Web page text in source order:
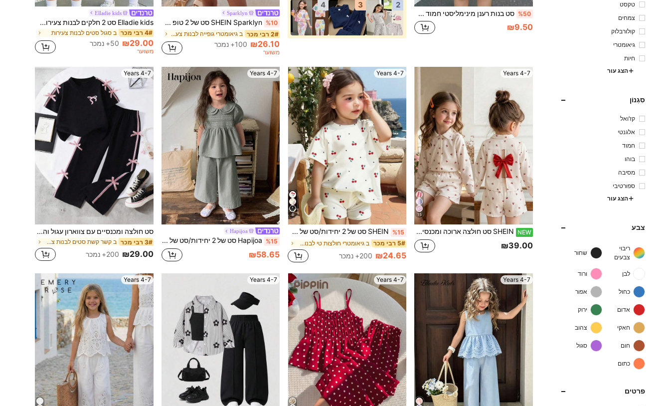
טקסט
צמחים
קולורבלוק
גיאומטרי
חיות
הצג עור
סִגְנוֹן
קז'ואל
אלגנטי
חמוד
בוהו
מסיבה
ספורטיבי
הצג עור
צבע
ריבוי
צבעים
שחור
לבן ורוד
כחול אפור
אדום ירוק
חאקי צהוב
חום סגול
כתום
פרטים
%50 סט בנות רענן מינימליסטי חמוד עם פנינת ורוד, פסיפס מנצנץ, סרט ורוד, הדפס פסים, חולצת טי קצרה בסיסית ומכנסי רכיבה, תספורת ספורט קיץ
₪9.50
2
3
4
Sparklyn
%10 SHEIN Sparklyn סט של 2 טופ קרופ קיצי לבנות עם רצועות ספגטי ומכפלת גדילים + מכנסיים קצרים רחבים, הדפס פרחוני וינטג' רטרו, תלבושת חוף שיקית קז'ואלית
2# רבי מכר ב גיאומטרי גופייה לבנות צעירות בשילוב צבעים
₪26.10 100+ נמכר
משוער
Elladie kids
Elladie kids סט 2 חלקים לבנות צעירות בסגנון רחוב: חולצת טי עם הדפס קריקטורה של להקת K-POP בולט, צווארון עגול ושרוול קצר בצבע סגול, ומכנס קצר יומיומי תואם עם פסים אנכיים ומותן אלסטית, רחב, ידידותי לעור, לספורט וליציאות
4# רבי מכר ב סגול סטים לבנות צעירות
₪29.00 50+ נמכר
משוער
4-7 Years
15
NEW SHEIN סט חולצה ארוכה ומכנסיים קצרים לבנות בסגנון אמריקאי מתוק, בסיס משמשים עם הדפס דובדבנים, חולצה ארוכה עם צוואון, פתח אחורי וסרט אדום תלת-ממדי, מכנסיים קצרים תואמים רחבים, בד רך, לטיול אביב, חופשה ולבישה יומית, סט 2 חלקים
₪39.00
4-7 Years
6
%15 SHEIN סט של 2 יחידות/סט של טופ ומכנסיים קצרים עם הדפס דובדבן בצבע לבן קרם, מתאים לקיץ לילדה צעירה
5# רבי מכר ב גיאומטרי חולצות טי לבנות צעירות
₪24.65 200+ נמכר
4-7 Years
Hapijoa
%15 Hapijoa סט של 2 יחידות/סט של בנות צעירות עם קפלים בסגנון ריזורט קז'ואל מצויר ומכנסיים ישרים רופפים, תלבושות קיץ לבנות
₪58.65
4-7 Years
סט חולצה ומכנסיים עם צווארון עגול והדפס פפיון לבנות צעירות
3# רבי מכר ב קשר קשת סטים לבנות צעירות
₪29.00 200+ נמכר
4-7 Years
4-7 Years
4-7 Years
4-7 Years